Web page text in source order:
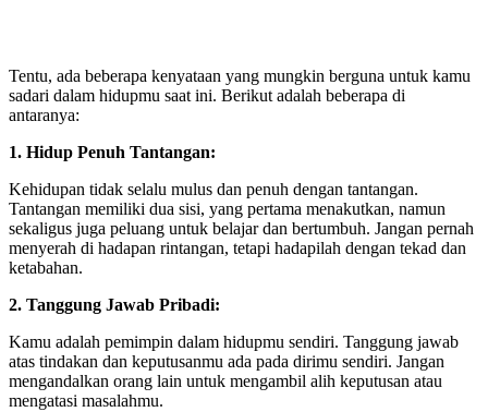
Tentu, ada beberapa kenyataan yang mungkin berguna untuk kamu
sadari dalam hidupmu saat ini. Berikut adalah beberapa di
antaranya:
1. Hidup Penuh Tantangan:
Kehidupan tidak selalu mulus dan penuh dengan tantangan.
Tantangan memiliki dua sisi, yang pertama menakutkan, namun
sekaligus juga peluang untuk belajar dan bertumbuh. Jangan pernah
menyerah di hadapan rintangan, tetapi hadapilah dengan tekad dan
ketabahan.
2. Tanggung Jawab Pribadi:
Kamu adalah pemimpin dalam hidupmu sendiri. Tanggung jawab
atas tindakan dan keputusanmu ada pada dirimu sendiri. Jangan
mengandalkan orang lain untuk mengambil alih keputusan atau
mengatasi masalahmu.